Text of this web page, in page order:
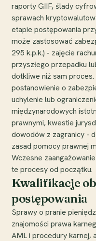
raporty GIIF, ślady
sprawach
etapie postępowania
może zastosować
295 k.p.k.) - zajęcie
przyszłego przepadku
dotkliwe niż sam
postanowienie o
uchylenie lub
międzynarodowych
prawnymi, kwestie
dowodów z zagranicy -
zasad pomocy prawnej
Wczesne
te procesy od początku.
Kwalifikacje
postępowania
Sprawy o pranie
znajomości prawa
AML i procedury karnej,